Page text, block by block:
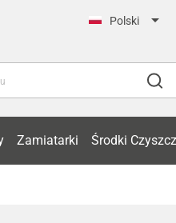
Polski 
Zamiatarki Środki